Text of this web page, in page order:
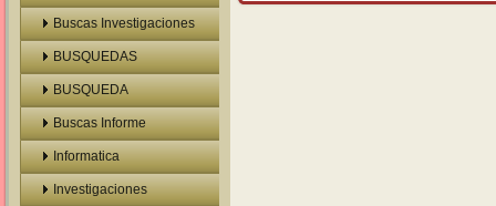
Buscas Investigaciones
BUSQUEDAS
BUSQUEDA
VEHICULOS
Buscas Informe
Prelaboral
Informatica
Investigaciones